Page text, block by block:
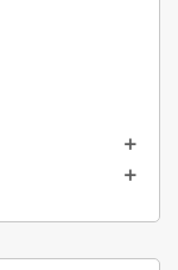
add
add